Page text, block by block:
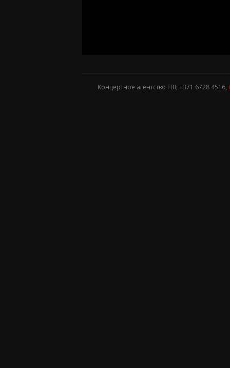
Концертное агентство FBI, +371 6728 4516,